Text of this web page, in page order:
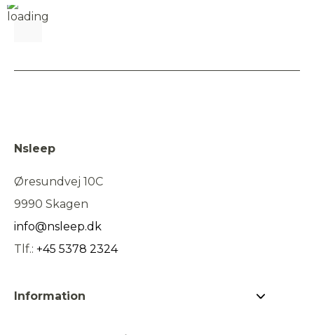
Nsleep
Øresundvej 10C
9990 Skagen
info@nsleep.dk
Tlf.: +45 5378 2324
Information